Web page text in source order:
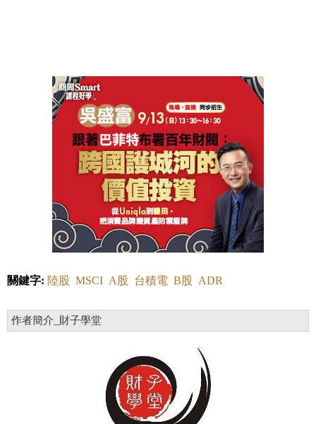
關鍵字: 陸股 MSCI A股 台積電 B股 ADR
作者簡介_財子學堂